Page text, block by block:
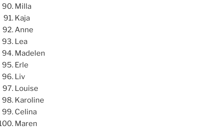
Milla
Kaja
Anne
Lea
Madelen
Erle
Liv
Louise
Karoline
Celina
Maren